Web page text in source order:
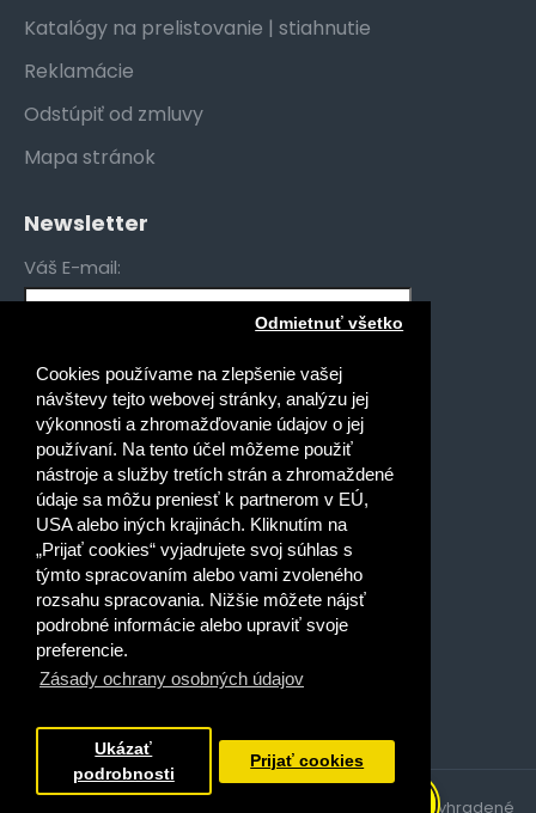
Cookies používame na zlepšenie vašej
návštevy tejto webovej stránky, analýzu jej
výkonnosti a zhromažďovanie údajov o jej
používaní. Na tento účel môžeme použiť
nástroje a služby tretích strán a zhromaždené
údaje sa môžu preniesť k partnerom v EÚ,
USA alebo iných krajinách. Kliknutím na
„Prijať cookies“ vyjadrujete svoj súhlas s
týmto spracovaním alebo vami zvoleného
rozsahu spracovania. Nižšie môžete nájsť
podrobné informácie alebo upraviť svoje
preferencie.
Zásady ochrany osobných údajov
Odmietnuť všetko
Ukázať
podrobnosti
Prijať cookies
Katalógy na prelistovanie | stiahnutie
Reklamácie
Odstúpiť od zmluvy
Mapa stránok
Newsletter
Váš E-mail:
Gymnáziá
Stredné odborné školy
Špeciálne základné školy
Základné školy
Prečítal(a) som si a súhlasím s
Ochrana osobných údajov
Copyright © 2021, Expolpedagogika.sk, všetky práva vyhradené
pomôcť?